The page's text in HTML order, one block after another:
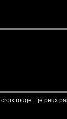
rouge ...je peux